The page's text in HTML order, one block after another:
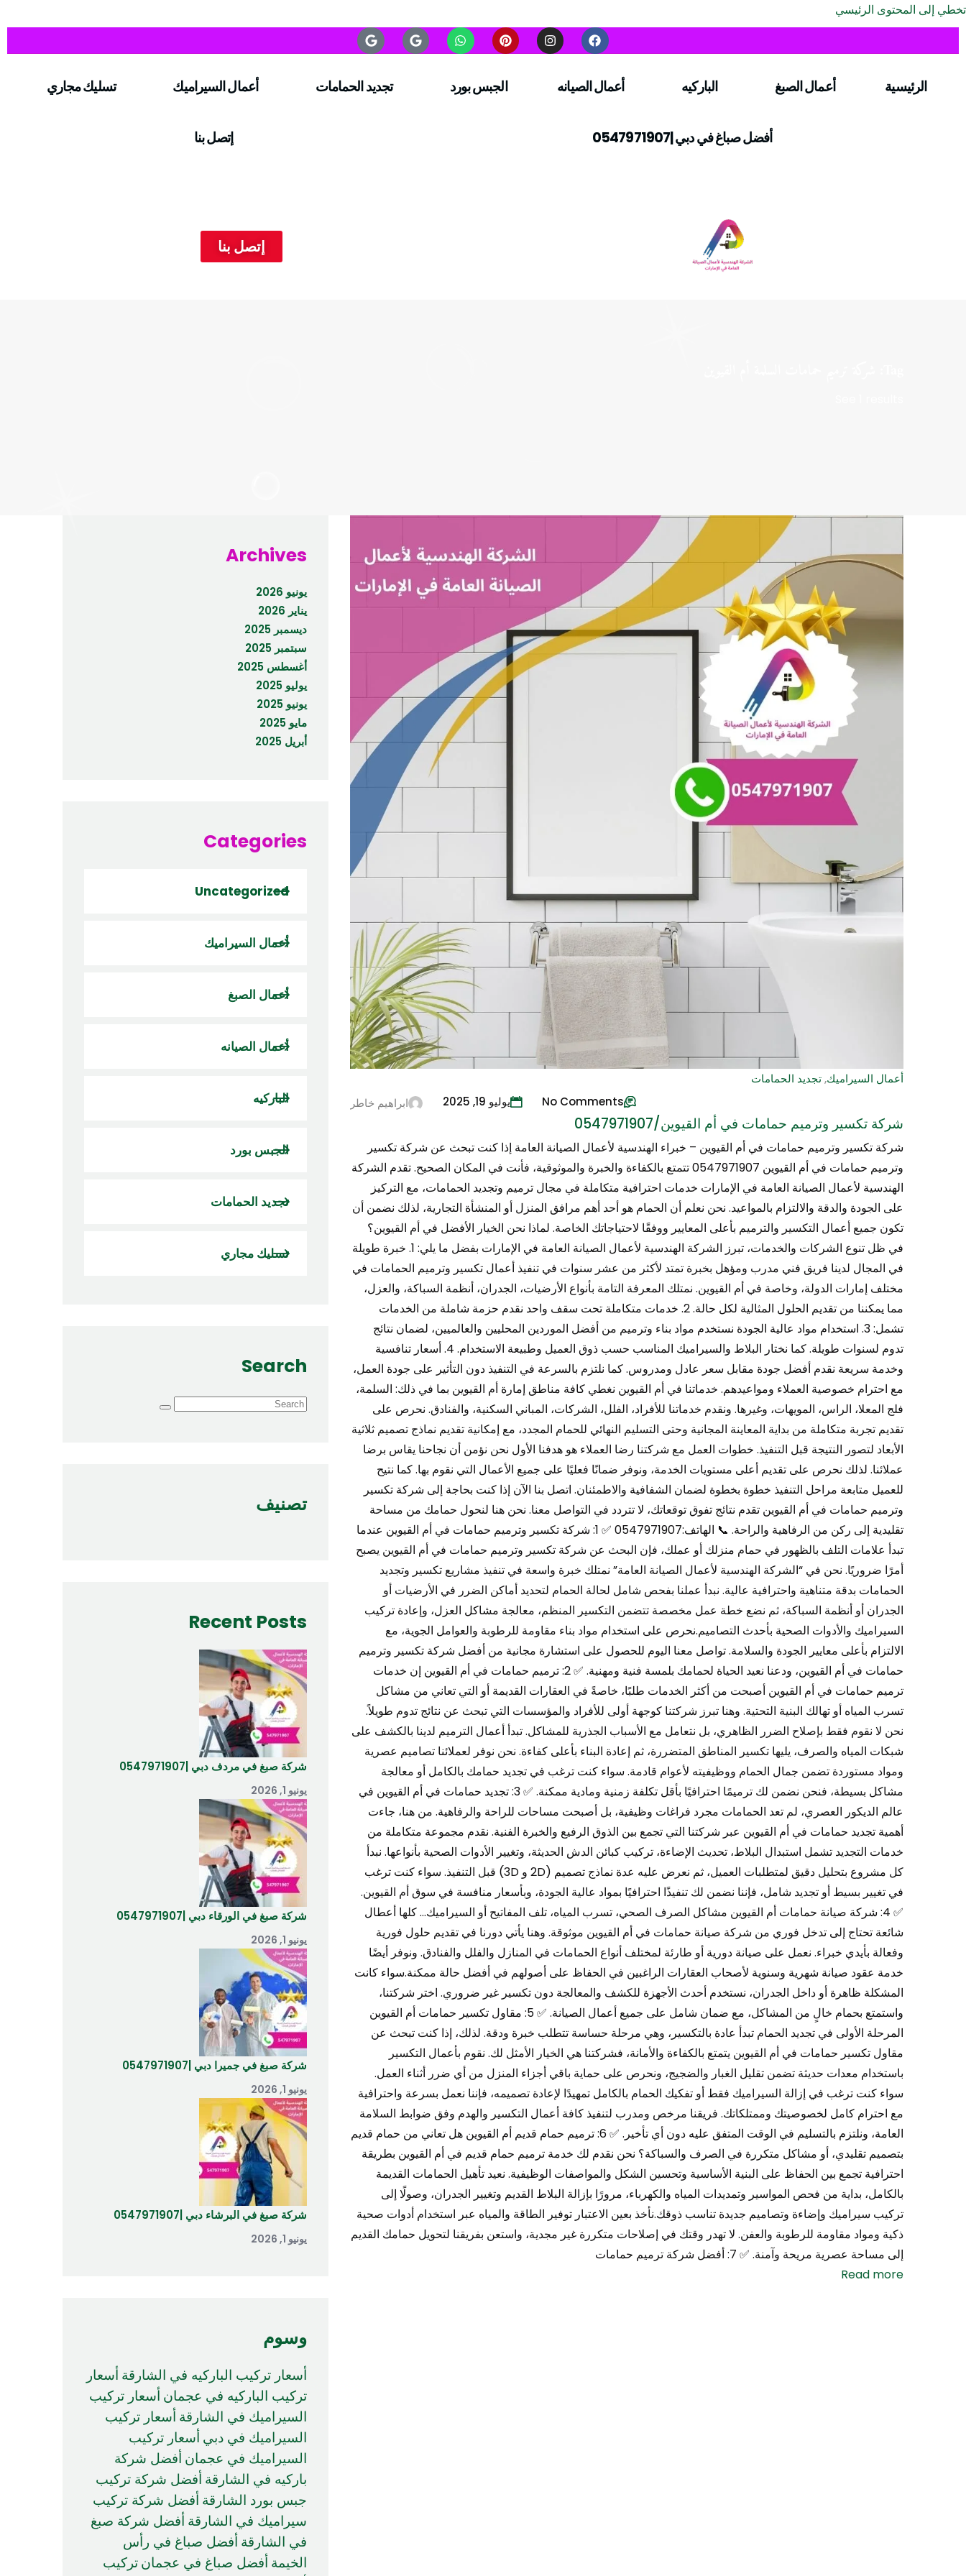
تخطي إلى المحتوى الرئيسي
الرئيسية أعمال الصبغ الباركيه أعمال الصيانه الجبس بورد تجديد الحمامات أعمال السيراميك تسليك مجاري
أفضل صباغ في دبي |0547971907 إتصل بنا
إتصل بنا
أعمال السيراميك,تجديد الحمامات
ابراهيم خاطر
يوليو 19, 2025 No Comments
شركة تكسير وترميم حمامات في أم القيوين/0547971907
شركة تكسير وترميم حمامات في أم القيوين – خبراء الهندسية لأعمال الصيانة العامة إذا كنت تبحث عن شركة تكسير
وترميم حمامات في أم القيوين 0547971907 تتمتع بالكفاءة والخبرة والموثوقية، فأنت في المكان الصحيح. تقدم الشركة
الهندسية لأعمال الصيانة العامة في الإمارات خدمات احترافية متكاملة في مجال ترميم وتجديد الحمامات، مع التركيز
على الجودة والدقة والالتزام بالمواعيد. نحن نعلم أن الحمام هو أحد أهم مرافق المنزل أو المنشأة التجارية، لذلك نضمن أن
تكون جميع أعمال التكسير والترميم بأعلى المعايير ووفقًا لاحتياجاتك الخاصة. لماذا نحن الخيار الأفضل في أم القيوين؟
في ظل تنوع الشركات والخدمات، تبرز الشركة الهندسية لأعمال الصيانة العامة في الإمارات بفضل ما يلي: 1. خبرة طويلة
في المجال لدينا فريق فني مدرب ومؤهل بخبرة تمتد لأكثر من عشر سنوات في تنفيذ أعمال تكسير وترميم الحمامات في
مختلف إمارات الدولة، وخاصة في أم القيوين. نمتلك المعرفة التامة بأنواع الأرضيات، الجدران، أنظمة السباكة، والعزل،
مما يمكننا من تقديم الحلول المثالية لكل حالة. 2. خدمات متكاملة تحت سقف واحد نقدم حزمة شاملة من الخدمات
تشمل: 3. استخدام مواد عالية الجودة نستخدم مواد بناء وترميم من أفضل الموردين المحليين والعالميين، لضمان نتائج
تدوم لسنوات طويلة. كما نختار البلاط والسيراميك المناسب حسب ذوق العميل وطبيعة الاستخدام. 4. أسعار تنافسية
وخدمة سريعة نقدم أفضل جودة مقابل سعر عادل ومدروس. كما نلتزم بالسرعة في التنفيذ دون التأثير على جودة العمل،
مع احترام خصوصية العملاء ومواعيدهم. خدماتنا في أم القيوين نغطي كافة مناطق إمارة أم القيوين بما في ذلك: السلمة،
فلج المعلا، الراس، المويهات، وغيرها. ونقدم خدماتنا للأفراد، الفلل، الشركات، المباني السكنية، والفنادق. نحرص على
تقديم تجربة متكاملة من بداية المعاينة المجانية وحتى التسليم النهائي للحمام المجدد، مع إمكانية تقديم نماذج تصميم ثلاثية
الأبعاد لتصور النتيجة قبل التنفيذ. خطوات العمل مع شركتنا رضا العملاء هو هدفنا الأول نحن نؤمن أن نجاحنا يقاس برضا
عملائنا. لذلك نحرص على تقديم أعلى مستويات الخدمة، ونوفر ضمانًا فعليًا على جميع الأعمال التي نقوم بها. كما نتيح
للعميل متابعة مراحل التنفيذ خطوة بخطوة لضمان الشفافية والاطمئنان. اتصل بنا الآن إذا كنت بحاجة إلى شركة تكسير
وترميم حمامات في أم القيوين تقدم نتائج تفوق توقعاتك، لا تتردد في التواصل معنا. نحن هنا لنحول حمامك من مساحة
تقليدية إلى ركن من الرفاهية والراحة. 📞 الهاتف:0547971907 ✅ 1: شركة تكسير وترميم حمامات في أم القيوين عندما
تبدأ علامات التلف بالظهور في حمام منزلك أو عملك، فإن البحث عن شركة تكسير وترميم حمامات في أم القيوين يصبح
أمرًا ضروريًا. نحن في “الشركة الهندسية لأعمال الصيانة العامة” نمتلك خبرة واسعة في تنفيذ مشاريع تكسير وتجديد
الحمامات بدقة متناهية واحترافية عالية. نبدأ عملنا بفحص شامل لحالة الحمام لتحديد أماكن الضرر في الأرضيات أو
الجدران أو أنظمة السباكة، ثم نضع خطة عمل مخصصة تتضمن التكسير المنظم، معالجة مشاكل العزل، وإعادة تركيب
السيراميك والأدوات الصحية بأحدث التصاميم.نحرص على استخدام مواد بناء مقاومة للرطوبة والعوامل الجوية، مع
الالتزام بأعلى معايير الجودة والسلامة. تواصل معنا اليوم للحصول على استشارة مجانية من أفضل شركة تكسير وترميم
حمامات في أم القيوين، ودعنا نعيد الحياة لحمامك بلمسة فنية ومهنية. ✅ 2: ترميم حمامات في أم القيوين إن خدمات
ترميم حمامات في أم القيوين أصبحت من أكثر الخدمات طلبًا، خاصةً في العقارات القديمة أو التي تعاني من مشاكل
تسرب المياه أو تهالك البنية التحتية. وهنا تبرز شركتنا كوجهة أولى للأفراد والمؤسسات التي تبحث عن نتائج تدوم طويلاً.
نحن لا نقوم فقط بإصلاح الضرر الظاهري، بل نتعامل مع الأسباب الجذرية للمشاكل. تبدأ أعمال الترميم لدينا بالكشف على
شبكات المياه والصرف، يليها تكسير المناطق المتضررة، ثم إعادة البناء بأعلى كفاءة. نحن نوفر لعملائنا تصاميم عصرية
ومواد مستوردة تضمن جمال الحمام ووظيفيته لأعوام قادمة. سواء كنت ترغب في تجديد حمامك بالكامل أو معالجة
مشاكل بسيطة، فنحن نضمن لك ترميمًا احترافيًا بأقل تكلفة زمنية ومادية ممكنة. ✅ 3: تجديد حمامات في أم القيوين في
عالم الديكور العصري، لم تعد الحمامات مجرد فراغات وظيفية، بل أصبحت مساحات للراحة والرفاهية. من هنا، جاءت
أهمية تجديد حمامات في أم القيوين عبر شركتنا التي تجمع بين الذوق الرفيع والخبرة الفنية. نقدم مجموعة متكاملة من
خدمات التجديد تشمل استبدال البلاط، تحديث الإضاءة، تركيب كبائن الدش الحديثة، وتغيير الأدوات الصحية بأنواعها. نبدأ
كل مشروع بتحليل دقيق لمتطلبات العميل، ثم نعرض عليه عدة نماذج تصميم (2D و 3D) قبل التنفيذ. سواء كنت ترغب
في تغيير بسيط أو تجديد شامل، فإننا نضمن لك تنفيذًا احترافيًا بمواد عالية الجودة، وبأسعار منافسة في سوق أم القيوين.
✅ 4: شركة صيانة حمامات أم القيوين مشاكل الصرف الصحي، تسرب المياه، تلف المفاتيح أو السيراميك… كلها أعطال
شائعة تحتاج إلى تدخل فوري من شركة صيانة حمامات في أم القيوين موثوقة. وهنا يأتي دورنا في تقديم حلول فورية
وفعالة بأيدي خبراء. نعمل على صيانة دورية أو طارئة لمختلف أنواع الحمامات في المنازل والفلل والفنادق. ونوفر أيضًا
خدمة عقود صيانة شهرية وسنوية لأصحاب العقارات الراغبين في الحفاظ على أصولهم في أفضل حالة ممكنة.سواء كانت
المشكلة ظاهرة أو داخل الجدران، نستخدم أحدث الأجهزة للكشف والمعالجة دون تكسير غير ضروري. اختر شركتنا،
واستمتع بحمام خالٍ من المشاكل، مع ضمان شامل على جميع أعمال الصيانة. ✅ 5: مقاول تكسير حمامات أم القيوين
المرحلة الأولى في تجديد الحمام تبدأ عادة بالتكسير، وهي مرحلة حساسة تتطلب خبرة ودقة. لذلك، إذا كنت تبحث عن
مقاول تكسير حمامات في أم القيوين يتمتع بالكفاءة والأمانة، فشركتنا هي الخيار الأمثل لك. نقوم بأعمال التكسير
باستخدام معدات حديثة تضمن تقليل الغبار والضجيج، ونحرص على حماية باقي أجزاء المنزل من أي ضرر أثناء العمل.
سواء كنت ترغب في إزالة السيراميك فقط أو تفكيك الحمام بالكامل تمهيدًا لإعادة تصميمه، فإننا نعمل بسرعة واحترافية
مع احترام كامل لخصوصيتك وممتلكاتك. فريقنا مرخص ومدرب لتنفيذ كافة أعمال التكسير والهدم وفق ضوابط السلامة
العامة، ونلتزم بالتسليم في الوقت المتفق عليه دون أي تأخير. ✅ 6: ترميم حمام قديم أم القيوين هل تعاني من حمام قديم
بتصميم تقليدي، أو مشاكل متكررة في الصرف والسباكة؟ نحن نقدم لك خدمة ترميم حمام قديم في أم القيوين بطريقة
احترافية تجمع بين الحفاظ على البنية الأساسية وتحسين الشكل والمواصفات الوظيفية. نعيد تأهيل الحمامات القديمة
بالكامل، بداية من فحص المواسير وتمديدات المياه والكهرباء، مرورًا بإزالة البلاط القديم وتغيير الجدران، وصولًا إلى
تركيب سيراميك وإضاءة وتصاميم جديدة تناسب ذوقك.نأخذ بعين الاعتبار توفير الطاقة والمياه عبر استخدام أدوات صحية
ذكية ومواد مقاومة للرطوبة والعفن. لا تهدر وقتك في إصلاحات متكررة غير مجدية، واستعن بفريقنا لتحويل حمامك القديم
إلى مساحة عصرية مريحة وآمنة. ✅ 7: أفضل شركة ترميم حمامات
Read more
Archives
يونيو 2026
يناير 2026
ديسمبر 2025
سبتمبر 2025
أغسطس 2025
يوليو 2025
يونيو 2025
مايو 2025
أبريل 2025
Categories
Uncategorized
أعمال السيراميك
أعمال الصبغ
أعمال الصيانه
الباركيه
الجبس بورد
تجديد الحمامات
تسليك مجاري
Search
تصنيف
Recent Posts
شركة صبغ في مردف دبي |0547971907
يونيو 1, 2026
شركة صبغ في الورقاء دبي |0547971907
يونيو 1, 2026
شركة صبغ في جميرا دبي |0547971907
يونيو 1, 2026
شركة صبغ في البرشاء دبي |0547971907
يونيو 1, 2026
وسوم
أسعار تركيب الباركيه في الشارقة أسعار
تركيب الباركيه في عجمان أسعار تركيب
السيراميك في الشارقة أسعار تركيب
السيراميك في دبي أسعار تركيب
السيراميك في عجمان أفضل شركة
باركيه في الشارقة أفضل شركة تركيب
جبس بورد الشارقة أفضل شركة تركيب
سيراميك في الشارقة أفضل شركة صبغ
في الشارقة أفضل صباغ في رأس
الخيمة أفضل صباغ في عجمانتركيب